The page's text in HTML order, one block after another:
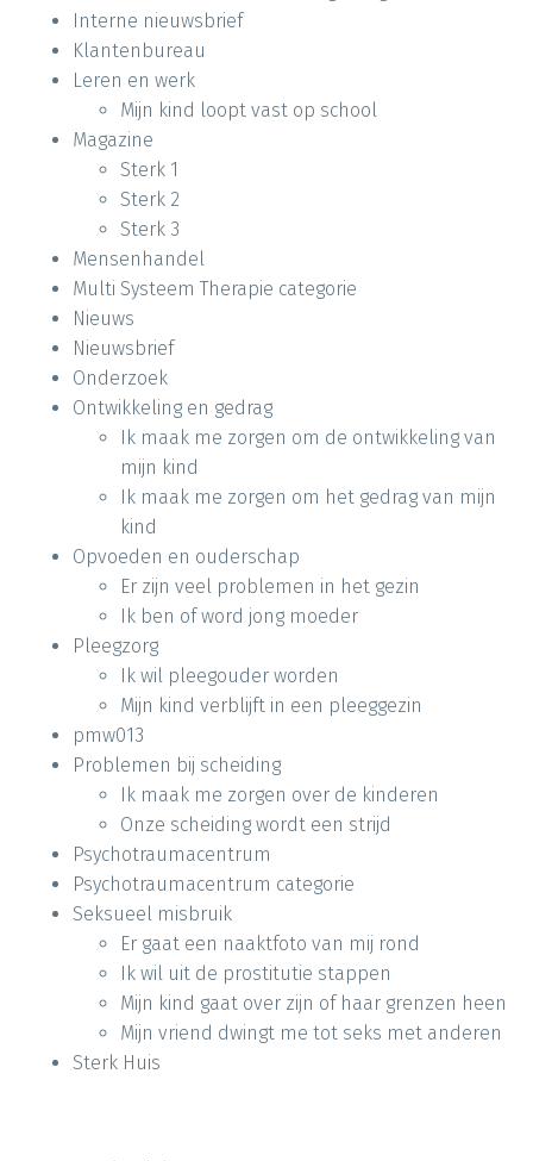
Interne nieuwsbrief
Klantenbureau
Leren en werk
Mijn kind loopt vast op school
Magazine
Sterk 1
Sterk 2
Sterk 3
Mensenhandel
Multi Systeem Therapie categorie
Nieuws
Nieuwsbrief
Onderzoek
Ontwikkeling en gedrag
Ik maak me zorgen om de ontwikkeling van
mijn kind
Ik maak me zorgen om het gedrag van mijn
kind
Opvoeden en ouderschap
Er zijn veel problemen in het gezin
Ik ben of word jong moeder
Pleegzorg
Ik wil pleegouder worden
Mijn kind verblijft in een pleeggezin
pmw013
Problemen bij scheiding
Ik maak me zorgen over de kinderen
Onze scheiding wordt een strijd
Psychotraumacentrum
Psychotraumacentrum categorie
Seksueel misbruik
Er gaat een naaktfoto van mij rond
Ik wil uit de prostitutie stappen
Mijn kind gaat over zijn of haar grenzen heen
Mijn vriend dwingt me tot seks met anderen
Sterk Huis